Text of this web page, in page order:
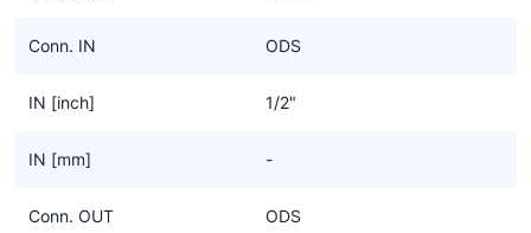
Conn. IN ODS
IN [inch] 1/2"
IN [mm] -
Conn. OUT ODS